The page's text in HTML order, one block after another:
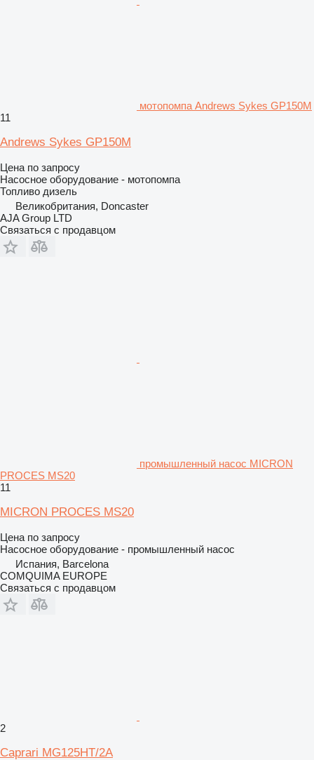
мотопомпа Andrews Sykes GP150M
11
Andrews Sykes GP150M
Цена по запросу
Насосное оборудование - мотопомпа
Топливо дизель
Великобритания, Doncaster
AJA Group LTD
Связаться с продавцом
промышленный насос MICRON
PROCES MS20
11
MICRON PROCES MS20
Цена по запросу
Насосное оборудование - промышленный насос
Испания, Barcelona
COMQUIMA EUROPE
Связаться с продавцом
2
Caprari MG125HT/2A